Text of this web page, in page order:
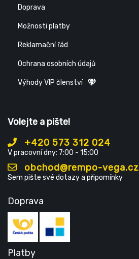
Doprava
Možnosti platby
Reklamační řád
Ochrana osobních údajů
Výhody VIP členství
Volejte a pište!
+420 573 312 024
V pracovní dny: 7:00 - 15:00
obchod@rempo-vega.cz
Sem pište své dotazy a připomínky
Doprava
Platby